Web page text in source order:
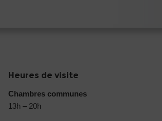
Heures de visite
Chambres communes
13h – 20h